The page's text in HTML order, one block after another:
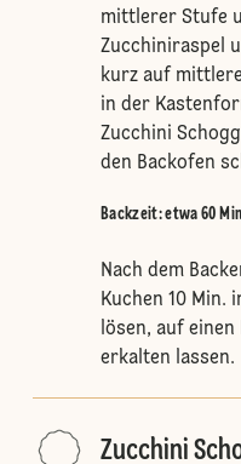
mittlerer Stufe
Zucchiniraspel
kurz auf
in der
Zucchini
den Backofen
Backzeit: etwa 60
Nach dem
Kuchen 10 Min.
lösen, auf
erkalten lassen.
Zucchini